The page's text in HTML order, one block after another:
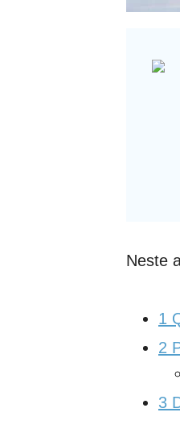
Neste
1
2
3